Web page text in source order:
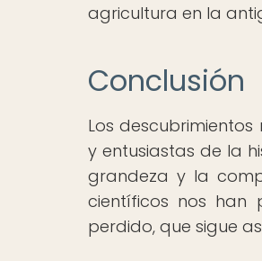
agricultura en la
Conclusión
Los
y entusiastas de la
grandeza y la
científicos nos han
perdido, que sigue